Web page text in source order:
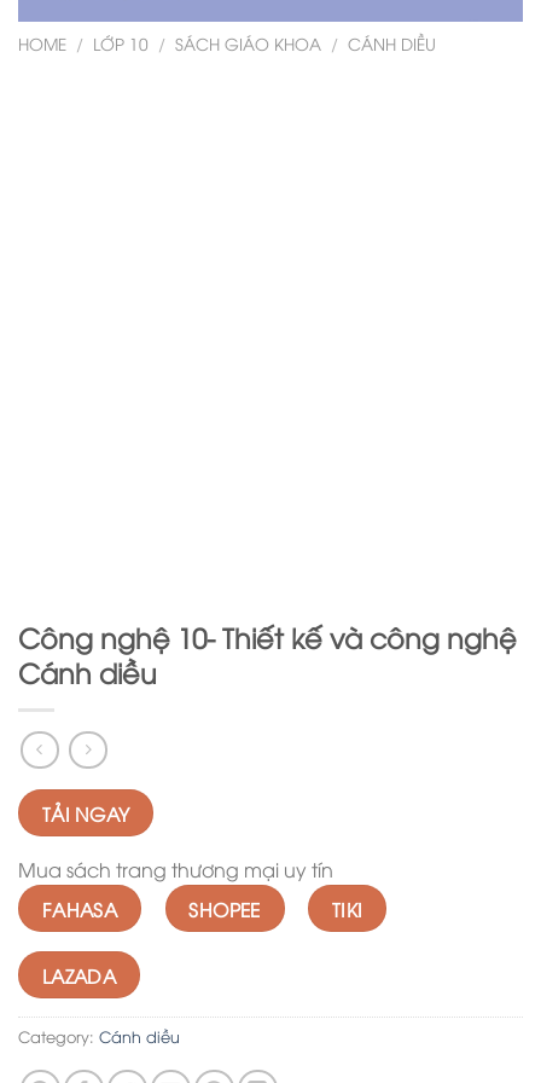
HOME / LỚP 10 / SÁCH GIÁO KHOA / CÁNH DIỀU
Công nghệ 10- Thiết kế và công nghệ
Cánh diều
TẢI NGAY
Mua sách trang thương mại uy tín
FAHASA SHOPEE TIKI
LAZADA
Category: Cánh diều